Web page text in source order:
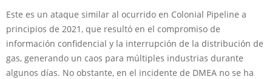
Este es un ataque similar al ocurrido en Colonial Pipeline a
principios de 2021, que resultó en el compromiso de
información confidencial y la interrupción de la distribución de
gas, generando un caos para múltiples industrias durante
algunos días. No obstante, en el incidente de DMEA no se ha